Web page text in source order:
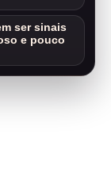
ser sinais
e pouco